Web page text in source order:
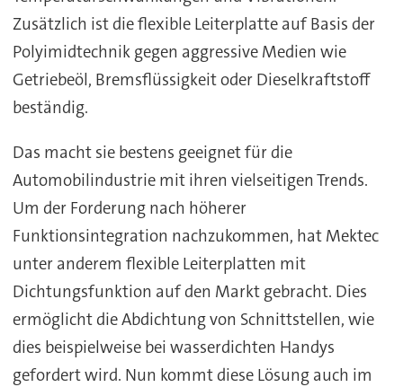
Zusätzlich ist die flexible Leiterplatte auf Basis der
Polyimidtechnik gegen aggressive Medien wie
Getriebeöl, Bremsflüssigkeit oder Dieselkraftstoff
beständig.
Das macht sie bestens geeignet für die
Automobilindustrie mit ihren vielseitigen Trends.
Um der Forderung nach höherer
Funktionsintegration nachzukommen, hat Mektec
unter anderem flexible Leiterplatten mit
Dichtungsfunktion auf den Markt gebracht. Dies
ermöglicht die Abdichtung von Schnittstellen, wie
dies beispielweise bei wasserdichten Handys
gefordert wird. Nun kommt diese Lösung auch im